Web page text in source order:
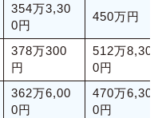
354万3,30
0円
450万円
378万300
円
512万8,30
0円
362万6,00
0円
470万6,30
0円